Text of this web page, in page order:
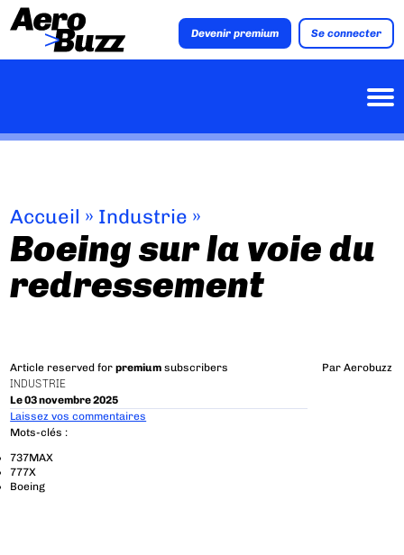
Devenir premium Se connecter
Accueil » Industrie »
Boeing sur la voie du
redressement
Article reserved forpremium subscribers
INDUSTRIE
Le 03 novembre 2025
Par Aerobuzz
Laissez vos commentaires
Mots-clés :
737MAX
777X
Boeing